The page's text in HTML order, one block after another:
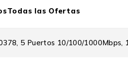
Todas las Ofertas
5 Puertos 10/100/1000Mbps,